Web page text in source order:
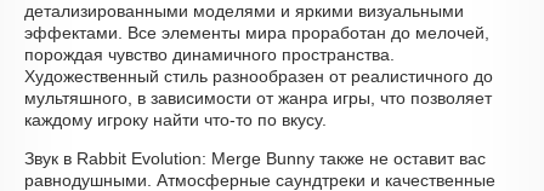
детализированными моделями и яркими визуальными
эффектами. Все элементы мира проработан до мелочей,
порождая чувство динамичного пространства.
Художественный стиль разнообразен от реалистичного до
мультяшного, в зависимости от жанра игры, что позволяет
каждому игроку найти что-то по вкусу.
Звук в Rabbit Evolution: Merge Bunny также не оставит вас
равнодушными. Атмосферные саундтреки и качественные